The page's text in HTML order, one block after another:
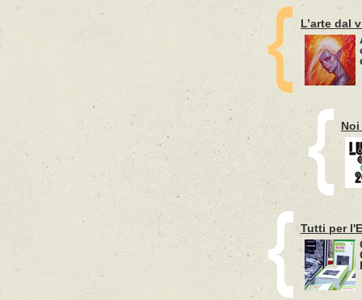
L’arte dal
Tutti per